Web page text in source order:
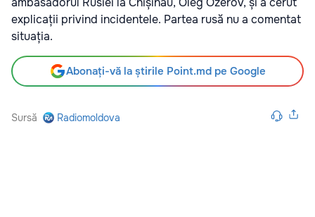
explicații privind incidentele. Partea rusă nu a comentat
situația.
Abonați-vă la știrile Point.md pe Google
Sursă Radiomoldova